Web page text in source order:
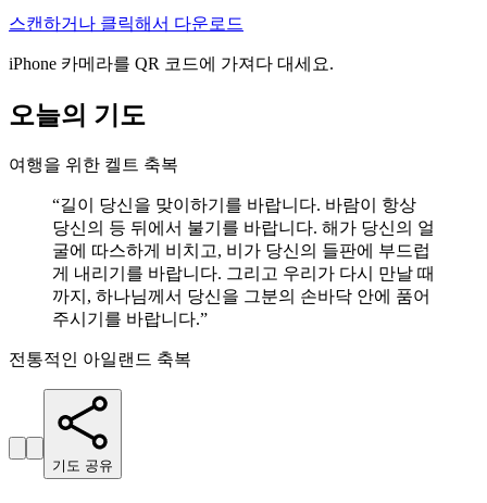
스캔하거나 클릭해서 다운로드
iPhone 카메라를 QR 코드에 가져다 대세요.
오늘의 기도
여행을 위한 켈트 축복
“길이 당신을 맞이하기를 바랍니다. 바람이 항상
당신의 등 뒤에서 불기를 바랍니다. 해가 당신의 얼
굴에 따스하게 비치고, 비가 당신의 들판에 부드럽
게 내리기를 바랍니다. 그리고 우리가 다시 만날 때
까지, 하나님께서 당신을 그분의 손바닥 안에 품어
주시기를 바랍니다.”
전통적인 아일랜드 축복
기도 공유